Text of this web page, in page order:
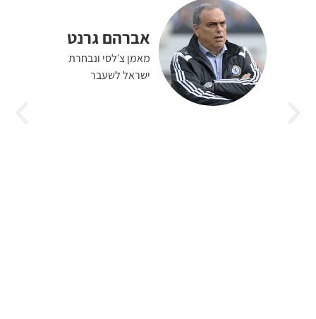
אברהם גרנט
מאמן צ׳לסי ונבחרת
ישראל לשעבר